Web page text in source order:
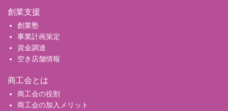
創業支援
創業塾
事業計画策定
資金調達
空き店舗情報
商工会とは
商工会の役割
商工会の加入メリット